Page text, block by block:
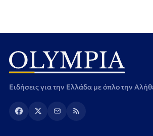
Ειδήσεις για την Ελλάδα με όπλο την